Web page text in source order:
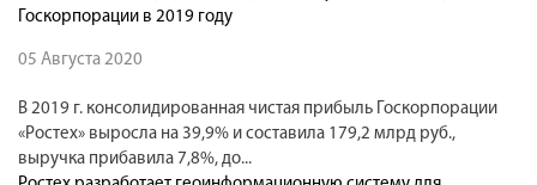
Госкорпорации в 2019 году
05 Августа 2020
В 2019 г. консолидированная чистая прибыль Госкорпорации
«Ростех» выросла на 39,9% и составила 179,2 млрд руб.,
выручка прибавила 7,8%, до...